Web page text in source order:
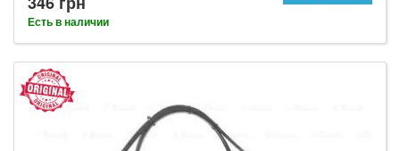
Есть в наличии